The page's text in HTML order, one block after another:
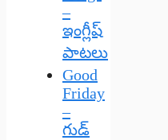
–
ఇంగ్లీష్
పాటలు
Good
Friday
–
గుడ్